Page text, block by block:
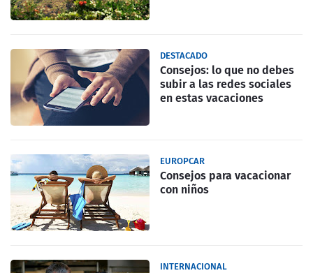
DESTACADO
Consejos: lo que no debes
subir a las redes sociales
en estas vacaciones
EUROPCAR
Consejos para vacacionar
con niños
INTERNACIONAL